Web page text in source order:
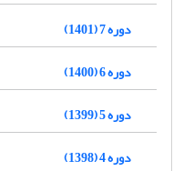
دوره 7 (1401)
دوره 6 (1400)
دوره 5 (1399)
دوره 4 (1398)